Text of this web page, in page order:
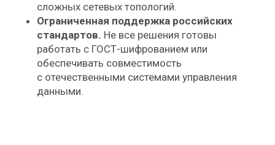
сложных сетевых топологий.
Ограниченная поддержка российских
стандартов. Не все решения готовы
работать с ГОСТ-шифрованием или
обеспечивать совместимость
с отечественными системами управления
данными.